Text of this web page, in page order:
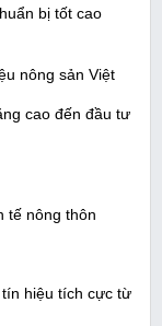
bị tốt cao
nông sản Việt
cao đến đầu tư
tế nông thôn
hiệu tích cực từ